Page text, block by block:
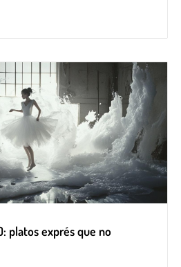
platos exprés que no